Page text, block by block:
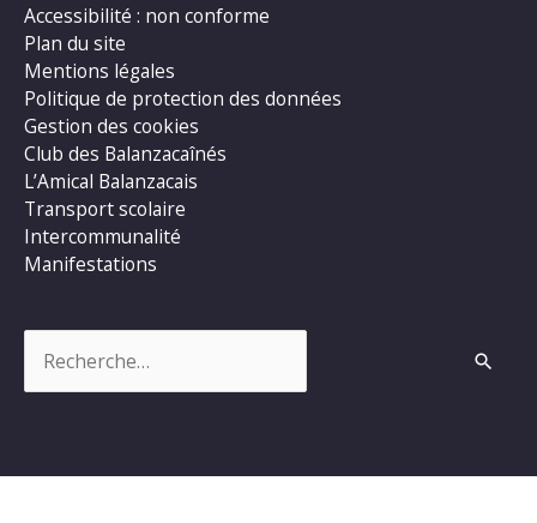
Accessibilité : non conforme
Plan du site
Mentions légales
Politique de protection des données
Gestion des cookies
Club des Balanzacaînés
L’Amical Balanzacais
Transport scolaire
Intercommunalité
Manifestations